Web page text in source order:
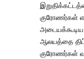
குரோணர்கள்
ஆலயத்தை
குரோணர்கள்